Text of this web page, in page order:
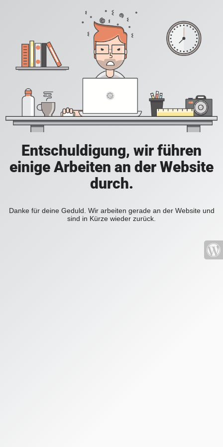
Entschuldigung, wir führen
einige Arbeiten an der Website
durch.
Danke für deine Geduld. Wir arbeiten gerade an der Website und
sind in Kürze wieder zurück.